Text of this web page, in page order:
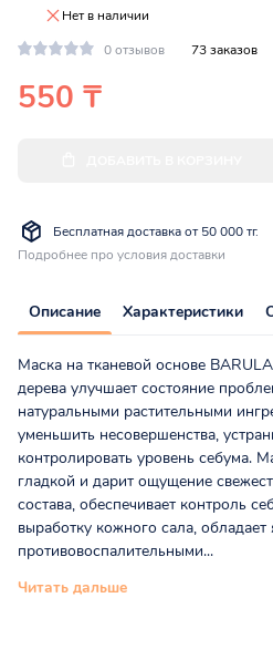
Нет в наличии
0 отзывов
73 заказов
550 ₸
Бесплатная доставка от 50 000 тг.
Подробнее про условия доставки
Описание Характеристики
Маска на тканевой основе
дерева улучшает состояние
натуральными растительными
уменьшить несовершенства,
контролировать уровень себума.
гладкой и дарит ощущение
состава, обеспечивает контроль
выработку кожного сала,
противовоспалительными...
Читать дальше